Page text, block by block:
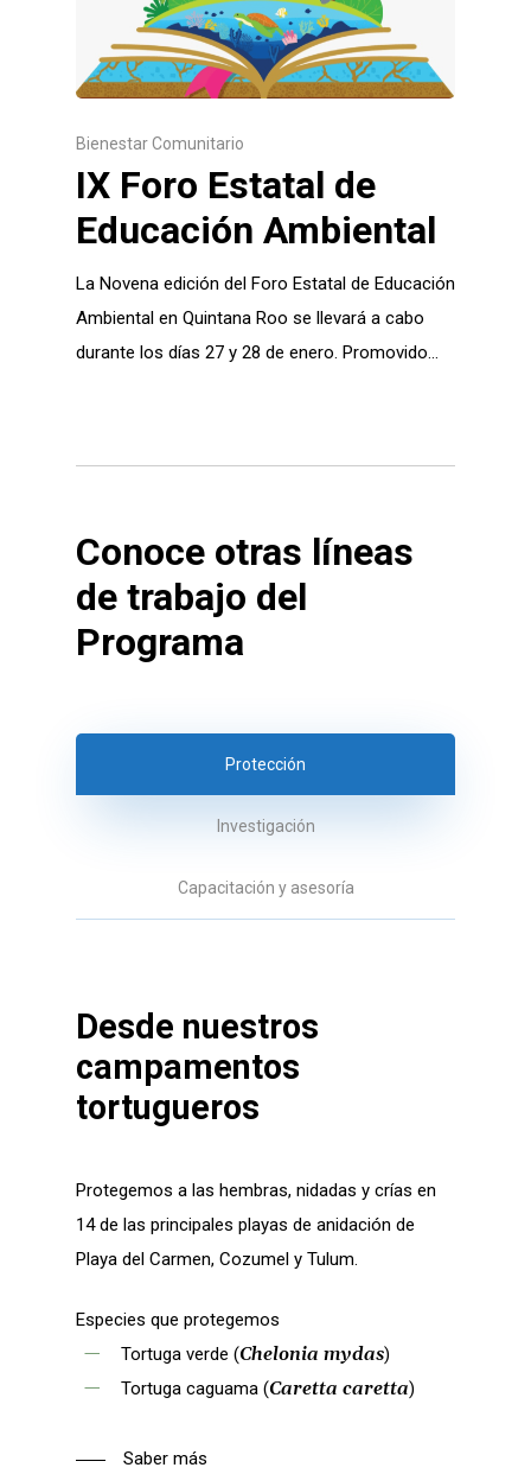
Bienestar Comunitario
IX Foro Estatal de
Educación Ambiental
La Novena edición del Foro Estatal de Educación
Ambiental en Quintana Roo se llevará a cabo
durante los días 27 y 28 de enero. Promovido…
Conoce otras líneas
de trabajo del
Programa
Protección
Investigación
Capacitación y asesoría
Desde nuestros
campamentos
tortugueros
Protegemos a las hembras, nidadas y crías en
14 de las principales playas de anidación de
Playa del Carmen, Cozumel y Tulum.
Especies que protegemos
Tortuga verde (Chelonia mydas)
Tortuga caguama (Caretta caretta)
Saber más